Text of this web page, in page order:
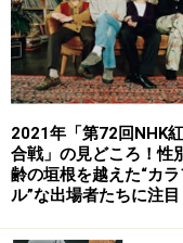
華」はともに2019
King Gnu「白日」
してOfficial髭男
は、昨年の【
2019】にもTOP 10
1曲のロングヒット
リリースやそれに
2021年「第72回NHK
合戦」の見どころ！性
齢の垣根を越えた“カラ
ル”な出場者たちに注目